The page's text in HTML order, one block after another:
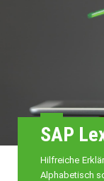
SAP
Hilfreiche
Alphabetisch